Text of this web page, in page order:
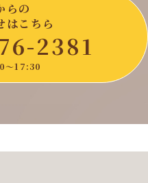
らの
はこちら
2381
〜17:30